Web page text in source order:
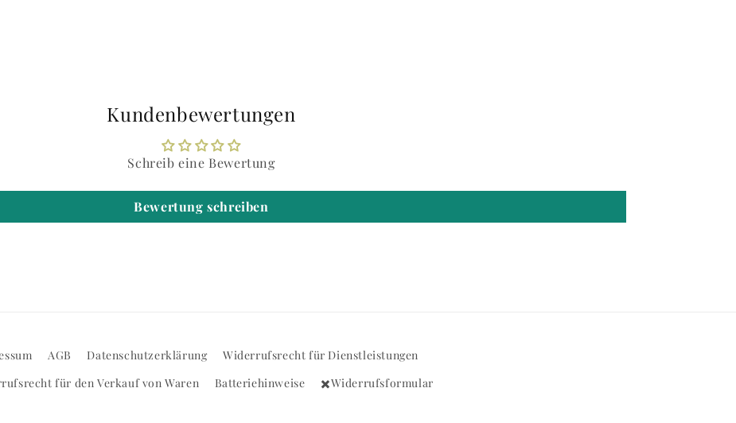
Kundenbewertungen
Schreib eine Bewertung
Bewertung schreiben
AGB Datenschutzerklärung
Widerrufsrecht für Dienstleistungen
für den Verkauf von Waren
Batteriehinweise ✖️Widerrufsformular